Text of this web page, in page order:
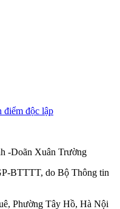
điểm độc lập
-Doãn Xuân Trường
BTTTT, do Bộ Thông tin
Phường Tây Hồ, Hà Nội